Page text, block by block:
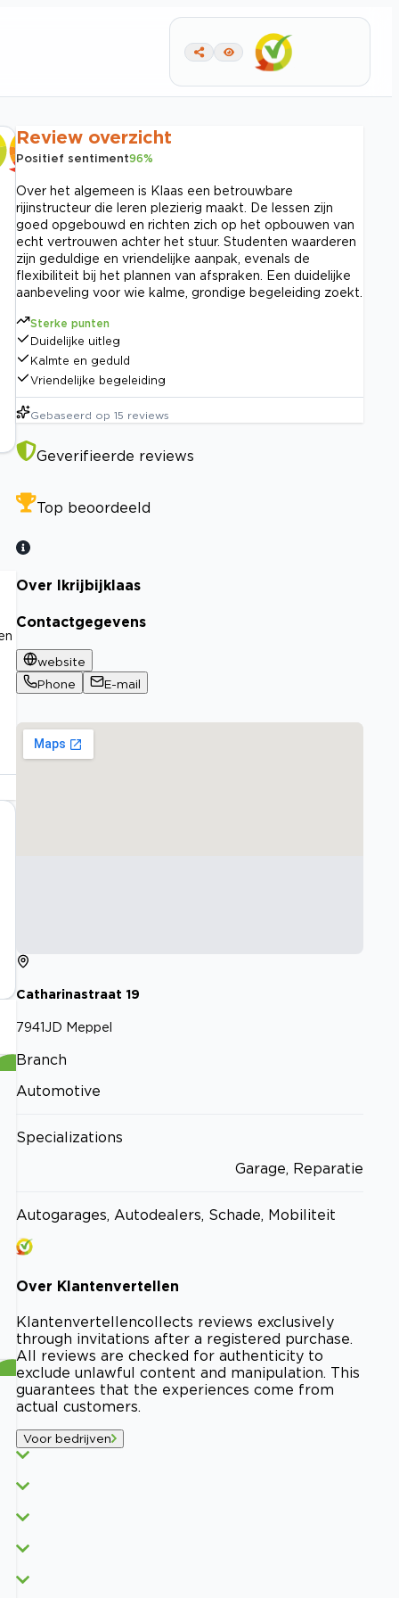
Review overzicht
Positief sentiment96%
Over het algemeen is Klaas een betrouwbare
rijinstructeur die leren plezierig maakt. De lessen zijn
goed opgebouwd en richten zich op het opbouwen van
echt vertrouwen achter het stuur. Studenten waarderen
zijn geduldige en vriendelijke aanpak, evenals de
flexibiliteit bij het plannen van afspraken. Een duidelijke
aanbeveling voor wie kalme, grondige begeleiding zoekt.
Sterke punten
Duidelijke uitleg
Kalmte en geduld
Vriendelijke begeleiding
Gebaseerd op 15 reviews
Geverifieerde reviews
Top beoordeeld
Over Ikrijbijklaas
Contactgegevens
website
Phone
E-mail
Catharinastraat 19
7941JD Meppel
Branch
Automotive
Specializations
Garage, Reparatie
Autogarages, Autodealers, Schade, Mobiliteit
Over Klantenvertellen
Klantenvertellencollects reviews exclusively
through invitations after a registered purchase.
All reviews are checked for authenticity to
exclude unlawful content and manipulation. This
guarantees that the experiences come from
actual customers.
Voor bedrijven